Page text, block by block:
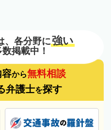
、各分野に強い
掲載中！
容から無料相談
弁護士を探す